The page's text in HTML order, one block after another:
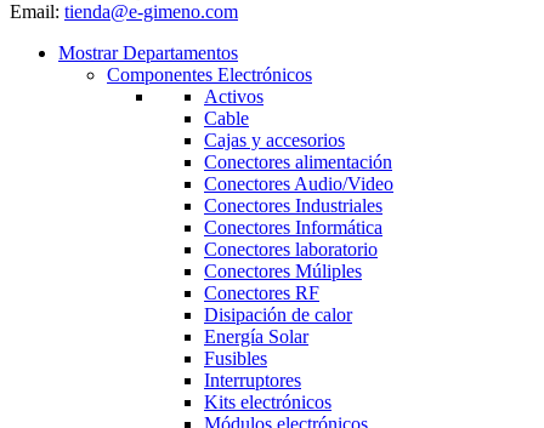
Email: tienda@e-gimeno.com
Mostrar Departamentos
Componentes Electrónicos
Activos
Cable
Cajas y accesorios
Conectores alimentación
Conectores Audio/Video
Conectores Industriales
Conectores Informática
Conectores laboratorio
Conectores Múliples
Conectores RF
Disipación de calor
Energía Solar
Fusibles
Interruptores
Kits electrónicos
Módulos electrónicos